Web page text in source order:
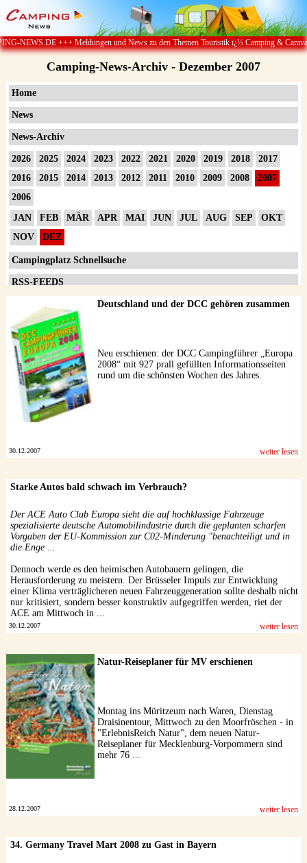
Meldungen und News zu den Themen Touristik ï¿½ Camping & Caravan ï¿½
Camping-News-Archiv - Dezember 2007
Home
News
News-Archiv
2026 2025 2024 2023 2022 2021 2020 2019 2018
2017
2016
2015 2014 2013 2012 2011 2010 2009 2008
2007
2006
JAN
FEB MÄR APR MAI JUN JUL AUG SEP
OKT
NOV
DEZ
Campingplatz Schnellsuche
RSS-FEEDS
Datenschutzerklärung
Deutschland und der DCC gehören zusammen
Neu erschienen: der DCC Campingführer „Europa
2008“ mit 927 prall gefüllten Informationsseiten
rund um die schönsten Wochen des Jahres.
30.12.2007 weiter lesen
Starke Autos bald schwach im Verbrauch?
Der ACE Auto Club Europa sieht die auf hochklassige Fahrzeuge
spezialisierte deutsche Automobilindustrie durch die geplanten scharfen
Vorgaben der EU-Kommission zur C02-Minderung "benachteiligt und in
die Enge ...
Dennoch werde es den heimischen Autobauern gelingen, die
Herausforderung zu meistern. Der Brüsseler Impuls zur Entwicklung
einer Klima verträglicheren neuen Fahrzeuggeneration sollte deshalb nicht
nur kritisiert, sondern besser konstruktiv aufgegriffen werden, riet der
ACE am Mittwoch in ...
30.12.2007 weiter lesen
Natur-Reiseplaner für MV erschienen
Montag ins Müritzeum nach Waren, Dienstag
Draisinentour, Mittwoch zu den Moorfröschen - in
"ErlebnisReich Natur", dem neuen Natur-
Reiseplaner für Mecklenburg-Vorpommern sind
mehr 76 ...
28.12.2007 weiter lesen
34. Germany Travel Mart 2008 zu Gast in Bayern